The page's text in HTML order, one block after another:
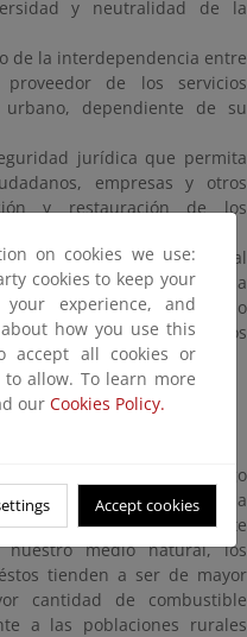
y neutralidad de la
de la interdependencia entre
de los servicios
dependiente de su
jurídica que permita
empresas y otros
y restauración de los
de la gestión forestal
necesaria para la
la adaptación al cambio
de servicios ecosistémicos
global traen consigo
climáticos que afectan a la
de mayor riesgo ante
medio natural, los
tienden a ser de mayor
cantidad de combustible
a las poblaciones rurales
on cookies we use:
cookies to keep your
your experience, and
how you use this
accept all cookies or
allow. To learn more
our Cookies Policy.
Accept cookies